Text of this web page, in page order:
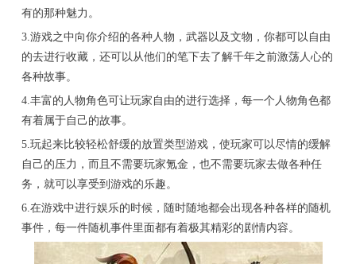
有的那种魅力。
3.游戏之中向你介绍的各种人物，武器以及文物，你都可以自由
的去进行收藏，还可以从他们的笔下去了解千年之前激荡人心的
各种故事。
4.丰富的人物角色可让玩家自由的进行选择，每一个人物角色都
有着属于自己的故事。
5.玩起来比较轻松舒缓的放置类型游戏，使玩家可以尽情的缓解
自己的压力，而且不需要玩家氪金，也不需要玩家去做各种任
务，就可以享受到游戏的乐趣。
6.在游戏中进行娱乐的时候，随时随地都会出现各种各样的随机
事件，每一件随机事件里面都有着极其精彩的剧情内容。